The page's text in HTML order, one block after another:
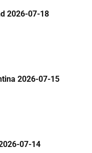
2026-07-18
2026-07-15
07-14